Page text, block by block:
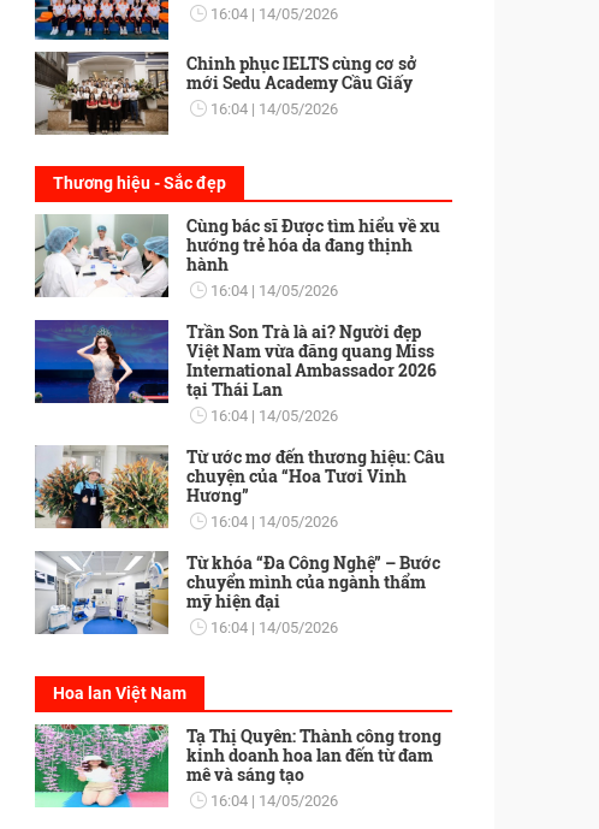
16:04 14/05/2026
Chinh phục IELTS cùng cơ sở
mới Sedu Academy Cầu Giấy
16:04 14/05/2026
Thương hiệu - Sắc đẹp
Cùng bác sĩ Được tìm hiểu về xu
hướng trẻ hóa da đang thịnh
hành
16:04 14/05/2026
Trần Son Trà là ai? Người đẹp
Việt Nam vừa đăng quang Miss
International Ambassador 2026
tại Thái Lan
16:04 14/05/2026
Từ ước mơ đến thương hiệu: Câu
chuyện của “Hoa Tươi Vinh
Hương”
16:04 14/05/2026
Từ khóa “Đa Công Nghệ” – Bước
chuyển mình của ngành thẩm
mỹ hiện đại
16:04 14/05/2026
Hoa lan Việt Nam
Tạ Thị Quyên: Thành công trong
kinh doanh hoa lan đến từ đam
mê và sáng tạo
16:04 14/05/2026